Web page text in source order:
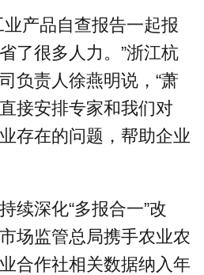
产品自查报告一起报
了很多人力。”浙江杭
负责人徐燕明说，“萧
接安排专家和我们对
存在的问题，帮助企业
深化“多报合一”改
场监管总局携手农业农
合作社相关数据纳入年